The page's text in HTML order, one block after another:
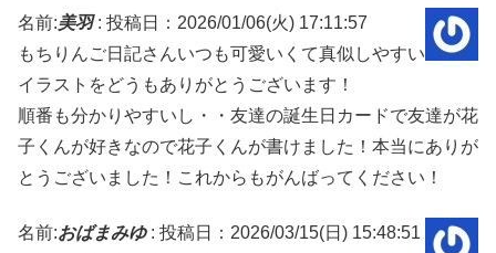
名前:美羽: 投稿日：2026/01/06(火) 17:11:57
もちりんご日記さんいつも可愛いくて真似しやすい
イラストをどうもありがとうございます！
順番も分かりやすいし・・友達の誕生日カードで友達が花
子くんが好きなので花子くんが書けました！本当にありが
とうございました！これからもがんばってください！
名前:おばまみゆ: 投稿日：2026/03/15(日) 15:48:51